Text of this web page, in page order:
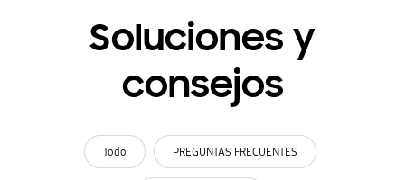
Soluciones y
consejos
Todo PREGUNTAS FRECUENTES